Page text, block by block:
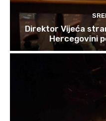
Direktor Vijeća
Hercegovini